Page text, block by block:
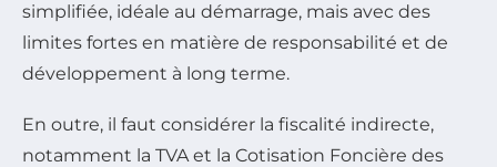
simplifiée, idéale au démarrage, mais avec des
limites fortes en matière de responsabilité et de
développement à long terme.
En outre, il faut considérer la fiscalité indirecte,
notamment la TVA et la Cotisation Foncière des